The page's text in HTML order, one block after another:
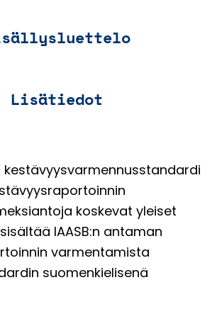
Lisätiedot
kestävyysvarmennusstandardi
koskevat yleiset
IAASB:n antaman
varmentamista
suomenkielisenä